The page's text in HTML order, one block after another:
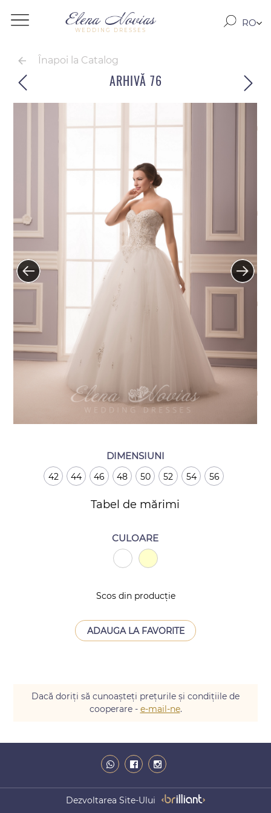
WEDDING DRESSES
RO
Înapoi la Catalog
ARHIVĂ 76
DIMENSIUNI
42 44 46 48 50 52 54 56
Tabel de mărimi
CULOARE
ADAUGA LA FAVORITE
Scos din producție
Dacă doriți să cunoașteți prețurile și condițiile de
cooperare - e-mail-ne.
Dezvoltarea Site-Ului